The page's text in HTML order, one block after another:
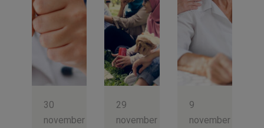
30
november
29
november
9
november